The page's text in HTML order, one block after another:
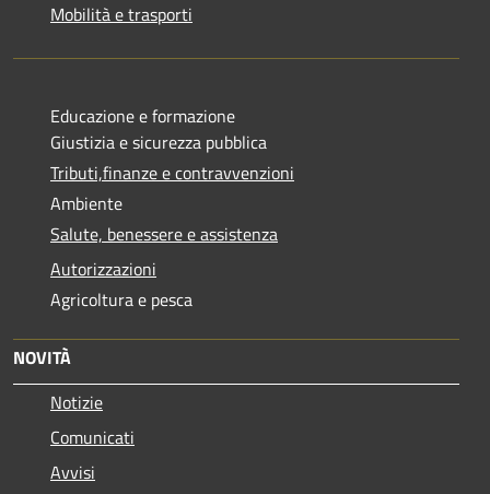
Mobilità e trasporti
Educazione e formazione
Giustizia e sicurezza pubblica
Tributi,finanze e contravvenzioni
Ambiente
Salute, benessere e assistenza
Autorizzazioni
Agricoltura e pesca
NOVITÀ
Notizie
Comunicati
Avvisi